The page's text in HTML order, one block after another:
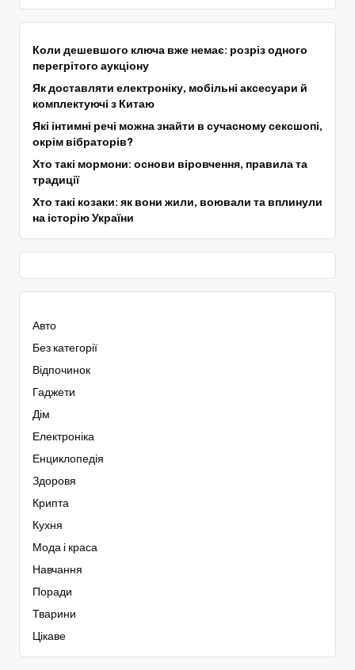
Коли дешевшого ключа вже немає: розріз одного
перегрітого аукціону
Як доставляти електроніку, мобільні аксесуари й
комплектуючі з Китаю
Які інтимні речі можна знайти в сучасному сексшопі,
окрім вібраторів?
Хто такі мормони: основи віровчення, правила та
традиції
Хто такі козаки: як вони жили, воювали та вплинули
на історію України
Авто
Без категорії
Відпочинок
Гаджети
Дім
Електроніка
Енциклопедія
Здоровя
Крипта
Кухня
Мода і краса
Навчання
Поради
Тварини
Цікаве